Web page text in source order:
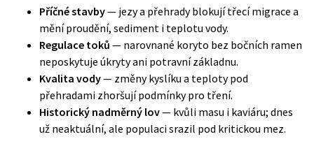
Příčné stavby— jezy a přehrady blokují třecí migrace a
mění proudění, sediment i teplotu vody.
Regulace toků — narovnané koryto bez bočních ramen
neposkytuje úkryty ani potravní základnu.
Kvalita vody— změny kyslíku a teploty pod
přehradami zhoršují podmínky pro tření.
Historický nadměrný lov— kvůli masu i kaviáru; dnes
už neaktuální, ale populaci srazil pod kritickou mez.